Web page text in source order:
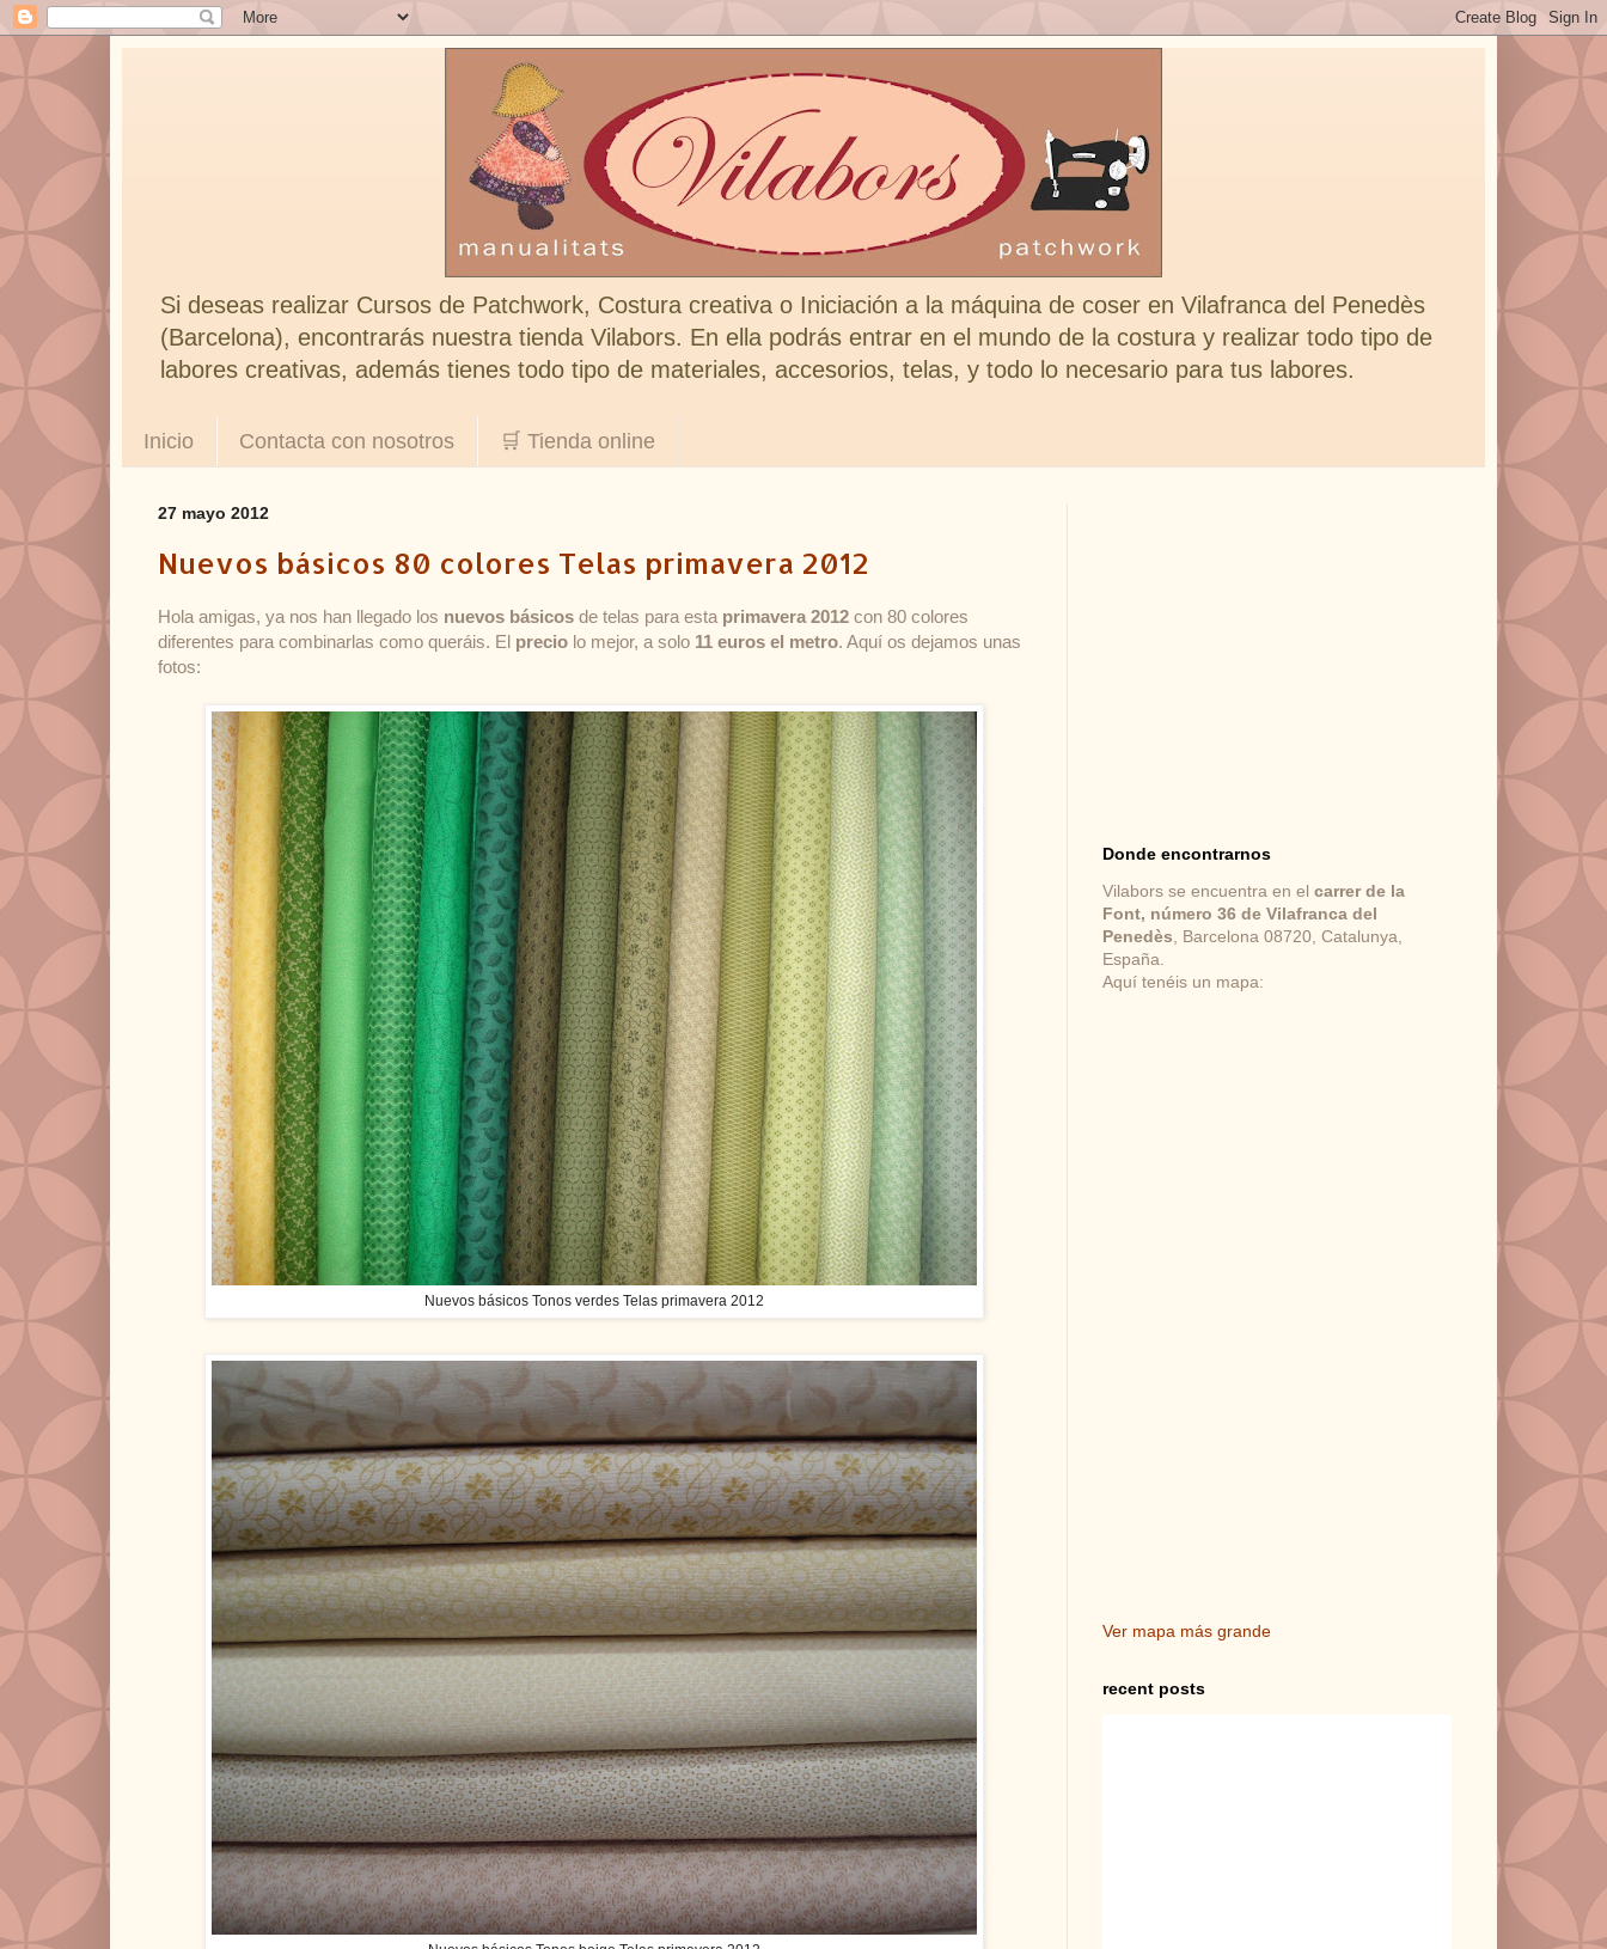
Si deseas realizar Cursos de Patchwork, Costura creativa o Iniciación a la máquina de coser en Vilafranca del Penedès
(Barcelona), encontrarás nuestra tienda Vilabors. En ella podrás entrar en el mundo de la costura y realizar todo tipo de
labores creativas, además tienes todo tipo de materiales, accesorios, telas, y todo lo necesario para tus labores.
Inicio Contacta con nosotros 🛒 Tienda online
27 mayo 2012
Nuevos básicos 80 colores Telas primavera 2012
Hola amigas, ya nos han llegado los nuevos básicos de telas para esta primavera 2012 con 80 colores
diferentes para combinarlas como queráis. El precio lo mejor, a solo 11 euros el metro. Aquí os dejamos unas
fotos:
Nuevos básicos Tonos verdes Telas primavera 2012
Donde encontrarnos
Vilabors se encuentra en el carrer de la
Font, número 36 de Vilafranca del
Penedès, Barcelona 08720, Catalunya,
España.
Aquí tenéis un mapa:
Ver mapa más grande
recent posts